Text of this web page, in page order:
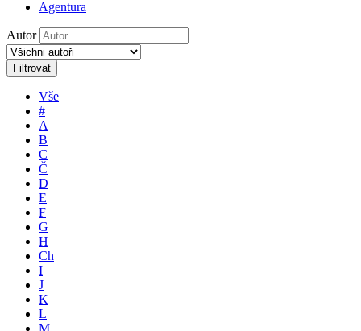
Agentura
Autor
Filtrovat
Vše
#
A
B
C
Č
D
E
F
G
H
Ch
I
J
K
L
M